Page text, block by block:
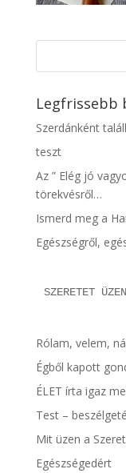
Legfrissebb
Szerdánként
teszt
Az ” Elég jó
törekvésről…
Ismerd meg a
Egészségről,
SZERETET
Rólam, velem,
Égből kapott
ÉLET írta igaz
Test –
Mit üzen a
Egészségedért